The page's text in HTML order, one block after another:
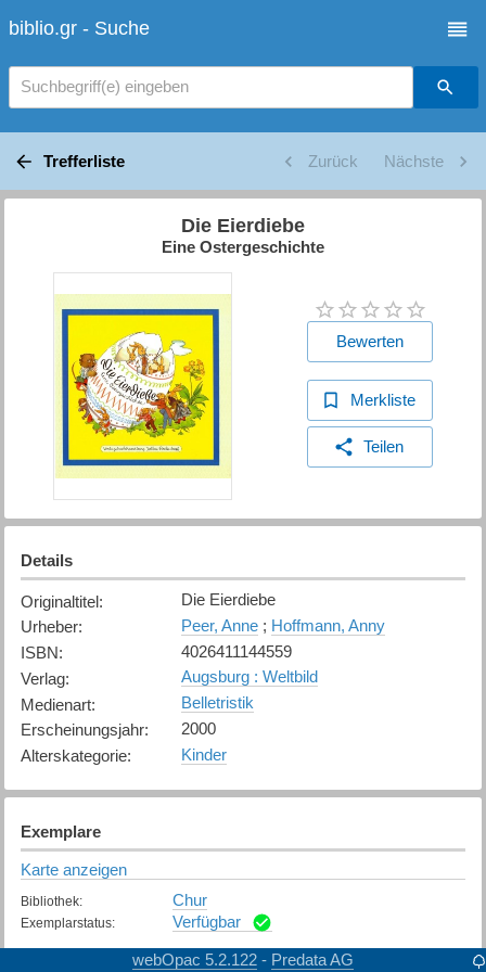
biblio.gr - Suche
Suchbegriff(e) eingeben
Trefferliste Zurück Nächste
Die Eierdiebe
Eine Ostergeschichte
Bewerten
Merkliste
Teilen
Details
Originaltitel:
Die Eierdiebe
Urheber: Peer, Anne; Hoffmann, Anny
ISBN:
4026411144559
Verlag:
Augsburg : Weltbild
Medienart:
Belletristik
Erscheinungsjahr:
2000
Alterskategorie: Kinder
Exemplare
Karte anzeigen
Bibliothek: Chur
Exemplarstatus: Verfügbar
webOpac 5.2.122 - Predata AG